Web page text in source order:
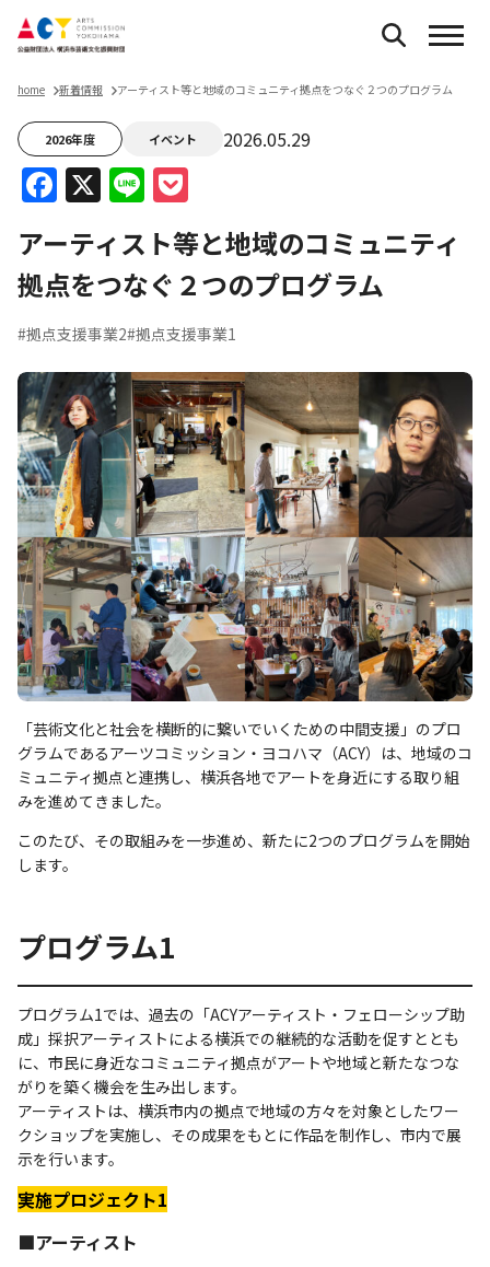
home 新着情報 アーティスト等と地域のコミュニティ拠点をつなぐ２つのプログラム
2026年度 イベント 2026.05.29
Facebook
X Line
アーティスト等と地域のコミュニティ
拠点をつなぐ２つのプログラム
#拠点支援事業2#拠点支援事業1
「芸術文化と社会を横断的に繋いでいくための中間支援」のプロ
グラムであるアーツコミッション・ヨコハマ（ACY）は、地域のコ
ミュニティ拠点と連携し、横浜各地でアートを身近にする取り組
みを進めてきました。
このたび、その取組みを一歩進め、新たに2つのプログラムを開始
します。
プログラム1
プログラム1では、過去の「ACYアーティスト・フェローシップ助
成」採択アーティストによる横浜での継続的な活動を促すととも
に、市民に身近なコミュニティ拠点がアートや地域と新たなつな
がりを築く機会を生み出します。
アーティストは、横浜市内の拠点で地域の方々を対象としたワー
クショップを実施し、その成果をもとに作品を制作し、市内で展
示を行います。
実施プロジェクト1
■アーティスト